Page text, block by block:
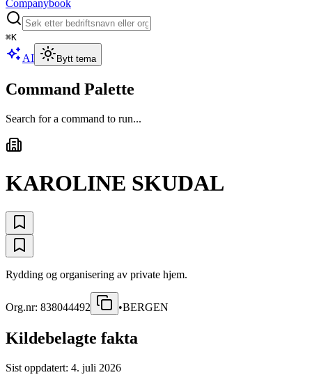
Companybook
⌘K
AI Bytt tema
Command Palette
Search for a command to run...
KAROLINE SKUDAL
Rydding og organisering av private hjem.
Org.nr: 838044492 •BERGEN
Kildebelagte fakta
Sist oppdatert: 4. juli 2026